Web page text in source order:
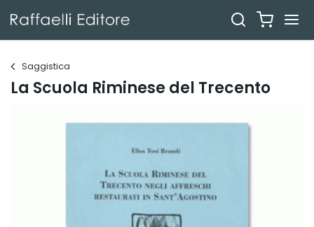
Saggistica
La Scuola Riminese del Trecento